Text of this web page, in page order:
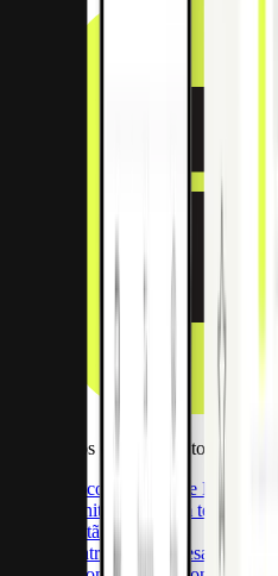
Aplicativos de Pagamento
Descobrir Apps de Pagamento
Monitorização em tempo real
Gestão de recibos
Controlo de despesas